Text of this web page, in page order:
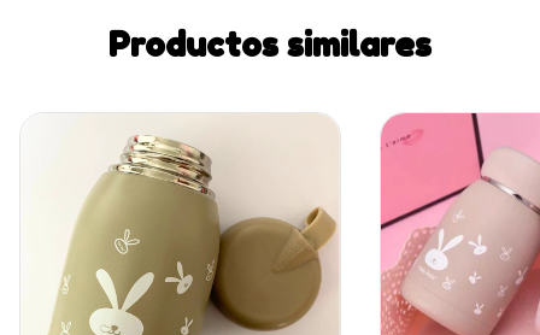
Productos similares